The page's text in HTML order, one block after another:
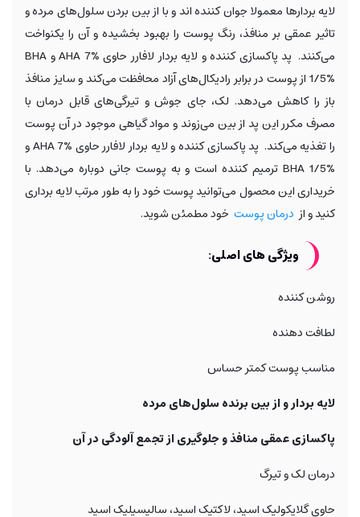
لایه بردارها معمولا جوان کننده اند و با از بین بردن سلول‌های مرده و
تاثیر عمقی بر منافذ، رنگ پوست را بهبود بخشیده و آن را یکنواخت
می‌کنند. پد پاکسازی کننده و لایه بردار لافارر حاوی AHA 7% و BHA
1/5% از پوست در برابر رادیکال‌های آزاد محافظت می‌کند و سایز منافذ
باز را کاهش می‌دهد. لک، جای جوش و تیرگی‌های قابل درمان با
مصرف مکرر این پد از بین می‌زوند و مواد گیاهی موجود در آن پوست
را تغذیه می‌کند. پد پاکسازی کننده و لایه بردار لافارر حاوی AHA 7% و
BHA 1/5% ترمیم کننده است و به پوست جانی دوباره می‌دهد. با
خریداری این محصول می‌توانید پوست خود را به طور مرتب لایه برداری
کنید و از درمان پوست خود مطمئن شوید.
ویژگی های اصلی:
روشن کننده
لطافت دهنده
مناسب پوست کمتر حساس
لایه بردار و از بین برنده سلول‌های مرده
پاکسازی عمقی منافذ و جلوگیری از تجمع آلودگی در آن
درمان لک و تیرگ
حاوی گلایکولیک اسید، لاکتیک اسید، سالیسیلیک اسید